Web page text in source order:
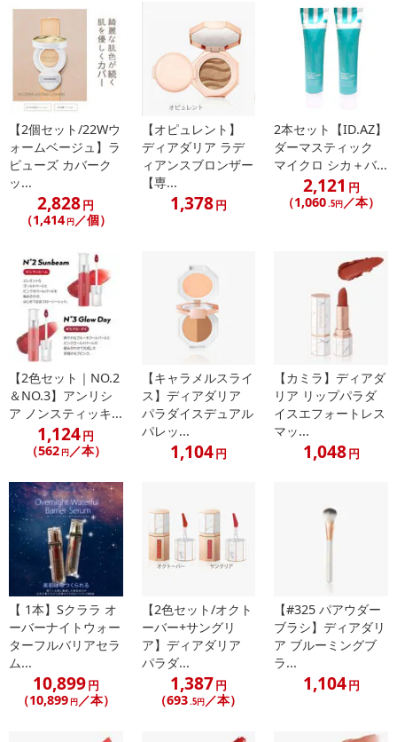
point 1.
シルク&マットな仕上がり
シルクのように滑らかでマットな仕上がりで、にじみ・色落ちなく
長時間ぴたっと密着
point 2.
空気のように軽いエアリーテクスチャーが乾燥を防ぎ、一日中快適
な唇をキープ
point 3
. 鮮やかなカラー展開
センスある高発色カラー8色を鮮やかにいきいきと表現
・原産国（最終加工地）：韓国
・原材料/材質/素材：
イソドデカン、トリ（カプリル酸／カプリン酸）グリセリル、リ
ンゴ酸ジイソステアリル、（HDI／トリメチロールヘキシルラクト
ン）クロスポリマー、シリカ、メタクリル酸メチルクロスポリマ
ー、トリメチルシロキシケイ酸、ジシロキサン、トリイソステアリ
ン酸ポリグリセリル－2、オクチルドデカノール、ジステアルジモニ
ウムヘクトライト、トリメリト酸トリトリデシル、ジメチルシリル
化シリカ、（トリメチルシロキシケイ酸／ジメチコノール）クロス
ポリマー、ダリア花エキス、アーモンド油、シア脂、アルガニアス
ピノサ核油、カカオ脂、炭酸プロピレン、セスキオレイン酸ソルビ
タン、カプリリルグリコール、エチルヘキシルグリセリン、ジメチ
コン、ラベンダー油、1，2－ヘキサンジオール、水、グリセリン、
酸化チタン、黄酸化鉄、赤酸化鉄、黒酸化鉄、赤104（1）
・使用方法：唇のラインに沿って、内側から外側に向かってやさし
【2個セット/22Wウ
ォームベージュ】ラ
ピューズ カバーク
ッ...
2,828円
（1,414 円／個）
【オピュレント】
ディアダリア ラデ
ィアンスブロンザー
【専...
1,378円
2本セット【ID.AZ】
ダーマスティック
マイクロ シカ＋バ...
2,121 円
（1,060 .5円 ／本）
【2色セット｜NO.2
＆NO.3】アンリシ
ア ノンスティッキ...
1,124円
（562 円／本）
【キャラメルスライ
ス】ディアダリア
パラダイスデュアル
パレッ...
1,104円
【カミラ】ディアダ
リア リップパラダ
イスエフォートレス
マッ...
1,048円
【 1本】Sクララ オ
ーバーナイトウォー
ターフルバリアセラ
ム...
10,899円
（10,899 円／本）
【2色セット/オクト
ーバー+サングリ
ア】ディアダリア
パラダ...
1,387円
（693.5円／本）
【#325 パアウダー
ブラシ】ディアダリ
ア ブルーミングブ
ラ...
1,104円